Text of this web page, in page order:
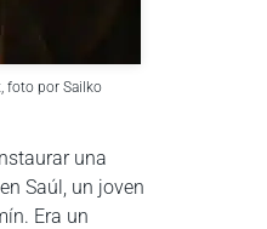
foto por Sailko
una
Saúl, un joven
Era un